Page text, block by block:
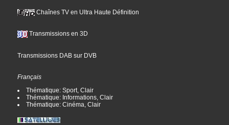
Chaînes TV en Ultra Haute Définition
Transmissions en 3D
Transmissions DAB sur DVB
Français
Thématique: Sport, Clair
Thématique: Informations, Clair
Thématique: Cinéma, Clair